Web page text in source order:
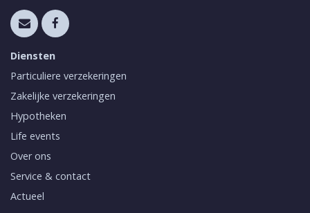
Diensten
Particuliere verzekeringen
Zakelijke verzekeringen
Hypotheken
Life events
Over ons
Service & contact
Actueel